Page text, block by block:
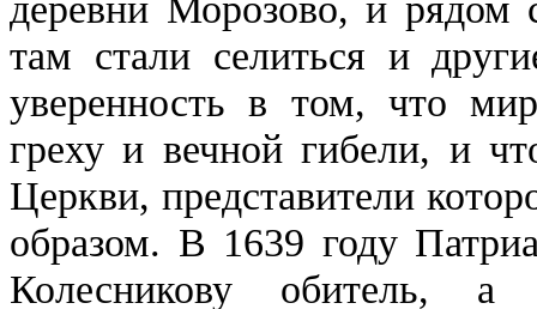
там стали селиться и
уверенность в том, что
греху и вечной гибели, и
Церкви, представители
образом. В 1639 году
Колесникову обитель, а